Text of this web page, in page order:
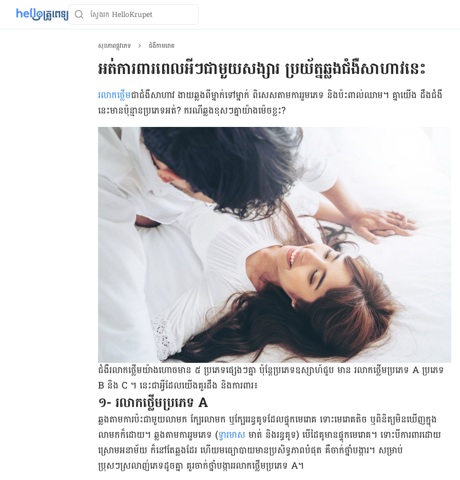
សុខភាពផ្លូវភេទ ជំងឺកាមរោគ
អត់ការ​ពារ​ពេលអីៗជាមួយ​សង្សារ ​ប្រយ័ត្ន​ឆ្លងជំងឺ​សាហាវនេះ
រលាក​ថ្លើម​ជា​ជំងឺ​​សាហាវ​ ងាយ​ឆ្លង​ពី​ម្នាក់​ទៅ​ម្នាក់ ពិសេស​តាម​ការ​រួមភេទ​ និង​ប៉ះពាល់​ឈាម​។ គ្នា​យើង​ ដឹង​ជំងឺ​
នេះ​មាន​ប៉ុន្មាន​ប្រភេទ​អត់? ករណី​ឆ្លង​ខុសៗ​គ្នា​យ៉ាង​ម៉េច​ខ្លះ?
ជំងឺ​រលាក​ថ្លើមយ៉ាង​ហោច​​មាន ៥ ប្រភេទ​ផ្សេងៗ​​គ្នា ប៉ុន្តែ​ប្រភេទ​ឧស្សាហ៍​ជួប ​មាន​ រលាក​ថ្លើម​ប្រភេទ A ប្រភេទ
B និង C ។ នេះជាអ្វីដែល​យើង​គួរ​ដឹង និង​ការពារ៖
១- រលាកថ្លើមប្រភេទ A
ឆ្លង​តាម​ការប៉ះ​ជា​មួយ​លាមក ក្បែរ​លាមក ឬ​ក្បែរ​រន្ធគូទដែលផ្ទុក​មេរោគ ទោះ​​មេរោគ​តិច​​ ឬពិនិត្យ​មិន​ឃើញ​ក្នុង​
លាមក​ក៏​ដោយ​​។ ឆ្លង​តាម​​ការ​រួម​ភេទ (ទ្វារមាសមាត់ និង​រន្ធគូទ) បើ​​ដៃ​គូ​មាន​ផ្ទុក​មេរោគ។ ទោះ​បី​ការ​ពារដោយ​
ស្រោម​អនាម័យ​ ក៏​នៅ​តែ​ឆ្លង​​ដែរ ហើយ​មធ្យោបាយ​​មាន​ប្រសិទ្ធភាព​បំផុត គឺ​ចាក់​ថ្នាំ​បង្ការ។ សម្រាប់
ប្រុសៗស្រលាញ់​ភេទ​ដូច​គ្នា ​គួរ​ចាក់​ថ្នាំ​បង្ការ​រលាក​ថ្លើម​ប្រភេទ A។